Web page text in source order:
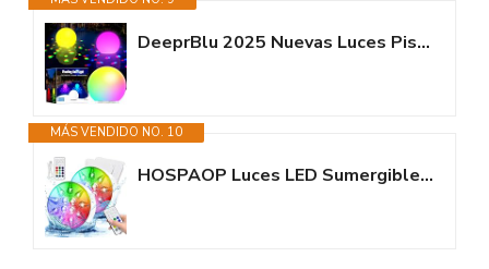
DeeprBlu 2025 Nuevas Luces Piscina Flotantes con Efectos Lumínicos...
MÁS VENDIDO NO. 10
HOSPAOP Luces LED Sumergibles Piscina Recargables, IP68 Impermeables con...